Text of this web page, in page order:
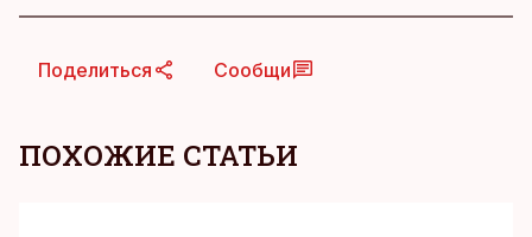
Поделиться Сообщи
ПОХОЖИЕ СТАТЬИ